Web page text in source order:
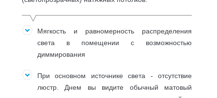
Мягкость и равномерность распределения
света в помещении с возможностью
диммирования
При основном источнике света - отсутствие
люстр. Днем вы видите обычный матовый